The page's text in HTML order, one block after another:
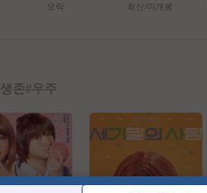
부작 예정
오락
[ 핫 트 오 브 스
최신/미개봉
생존#우주